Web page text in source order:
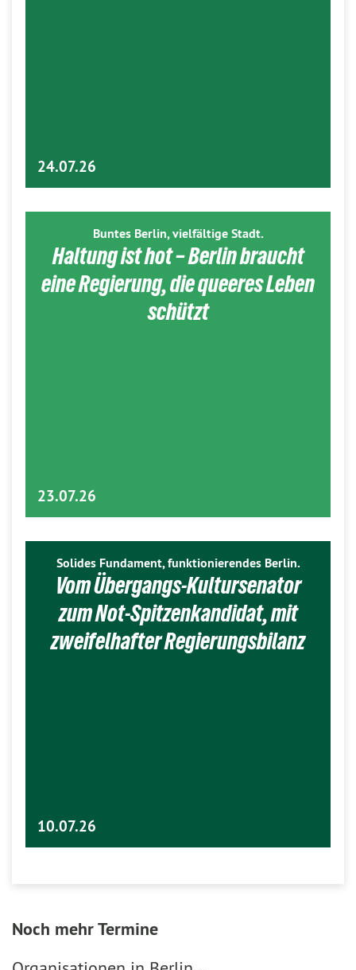
24.07.26
Buntes Berlin, vielfältige Stadt.
Haltung ist hot – Berlin braucht
eine Regierung, die queeres Leben
schützt
23.07.26
Solides Fundament, funktionierendes Berlin.
Vom Übergangs-Kultursenator
zum Not-Spitzenkandidat, mit
zweifelhafter Regierungsbilanz
10.07.26
Noch mehr Termine